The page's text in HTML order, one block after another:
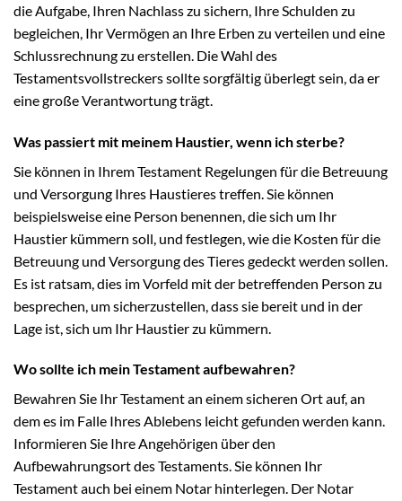
die Aufgabe, Ihren Nachlass zu sichern, Ihre Schulden zu
begleichen, Ihr Vermögen an Ihre Erben zu verteilen und eine
Schlussrechnung zu erstellen. Die Wahl des
Testamentsvollstreckers sollte sorgfältig überlegt sein, da er
eine große Verantwortung trägt.
Was passiert mit meinem Haustier, wenn ich sterbe?
Sie können in Ihrem Testament Regelungen für die Betreuung
und Versorgung Ihres Haustieres treffen. Sie können
beispielsweise eine Person benennen, die sich um Ihr
Haustier kümmern soll, und festlegen, wie die Kosten für die
Betreuung und Versorgung des Tieres gedeckt werden sollen.
Es ist ratsam, dies im Vorfeld mit der betreffenden Person zu
besprechen, um sicherzustellen, dass sie bereit und in der
Lage ist, sich um Ihr Haustier zu kümmern.
Wo sollte ich mein Testament aufbewahren?
Bewahren Sie Ihr Testament an einem sicheren Ort auf, an
dem es im Falle Ihres Ablebens leicht gefunden werden kann.
Informieren Sie Ihre Angehörigen über den
Aufbewahrungsort des Testaments. Sie können Ihr
Testament auch bei einem Notar hinterlegen. Der Notar